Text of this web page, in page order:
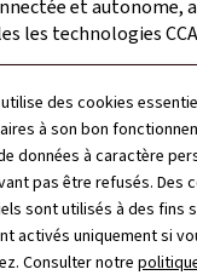
des cookies
à son bon
données à caractère
pas être refusés. Des
sont utilisés à des fins
activés uniquement si
Consulter notre
et autonome,
les technologies
au sein de
groupes de travail
Euro NCAP, Data
secteur mais aussi
la sécurité routière ou
de données